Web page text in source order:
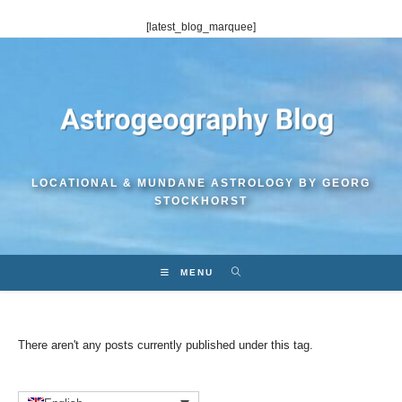
[latest_blog_marquee]
LOCATIONAL & MUNDANE ASTROLOGY BY GEORG
STOCKHORST
MENU
There aren't any posts currently published under this tag.